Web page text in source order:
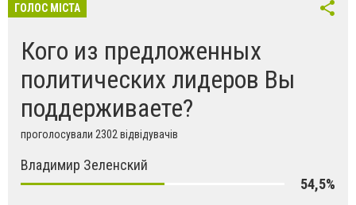
ГОЛОС МІСТА
Кого из предложенных
политических лидеров Вы
поддерживаете?
проголосували 2302 відвідувачів
Владимир Зеленский
54,5%